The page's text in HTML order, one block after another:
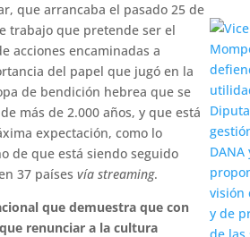
que arrancaba el pasado 25 de
trabajo que pretende ser el
acciones encaminadas a
del papel que jugó en la
de bendición hebrea que se
más de 2.000 años, y que está
expectación, como lo
de que está siendo seguido
37 países vía streaming.
que demuestra que con
renunciar a la cultura